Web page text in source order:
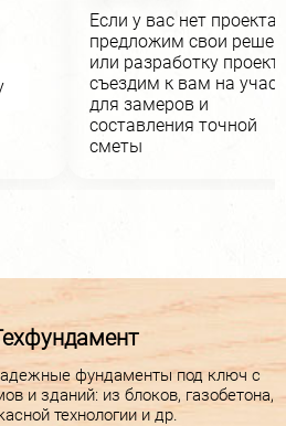
Если у вас нет проекта,
предложим свои
или разработку
съездим к вам на
для замеров и
составления точной
сметы
фундаменты под ключ с
и зданий: из блоков, газобетона,
технологии и др.